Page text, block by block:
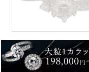
ダイヤモンドリング
ウェーブ
プラチナ/0.3ct